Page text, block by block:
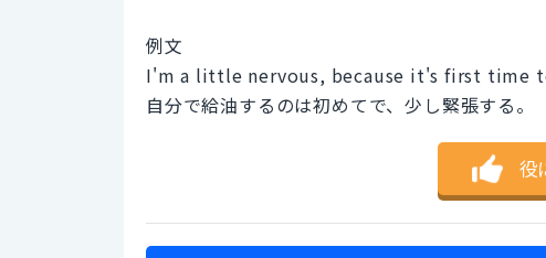
例文
I'm a little nervous, because it's first time
自分で給油するのは初めてで、少し緊張する。
役